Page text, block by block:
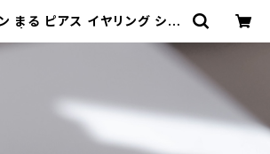
まる ピアス イヤリング シル
レディース メンズ アク
ー ネックレス ピアス 指輪 ギフ